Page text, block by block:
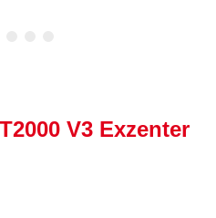
V3 Exzenter